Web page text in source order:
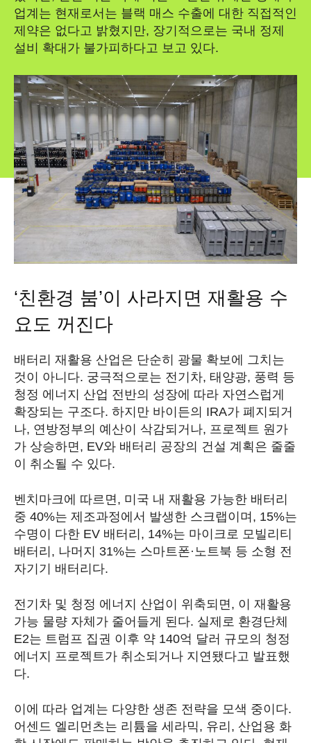
업계는 현재로서는 블랙 매스 수출에 대한 직접적인
제약은 없다고 밝혔지만, 장기적으로는 국내 정제
설비 확대가 불가피하다고 보고 있다.
‘친환경 붐’이 사라지면 재활용 수
요도 꺼진다
배터리 재활용 산업은 단순히 광물 확보에 그치는
것이 아니다. 궁극적으로는 전기차, 태양광, 풍력 등
청정 에너지 산업 전반의 성장에 따라 자연스럽게
확장되는 구조다. 하지만 바이든의 IRA가 폐지되거
나, 연방정부의 예산이 삭감되거나, 프로젝트 원가
가 상승하면, EV와 배터리 공장의 건설 계획은 줄줄
이 취소될 수 있다.
벤치마크에 따르면, 미국 내 재활용 가능한 배터리
중 40%는 제조과정에서 발생한 스크랩이며, 15%는
수명이 다한 EV 배터리, 14%는 마이크로 모빌리티
배터리, 나머지 31%는 스마트폰·노트북 등 소형 전
자기기 배터리다.
전기차 및 청정 에너지 산업이 위축되면, 이 재활용
가능 물량 자체가 줄어들게 된다. 실제로 환경단체
E2는 트럼프 집권 이후 약 140억 달러 규모의 청정
에너지 프로젝트가 취소되거나 지연됐다고 발표했
다.
이에 따라 업계는 다양한 생존 전략을 모색 중이다.
어센드 엘리먼츠는 리튬을 세라믹, 유리, 산업용 화